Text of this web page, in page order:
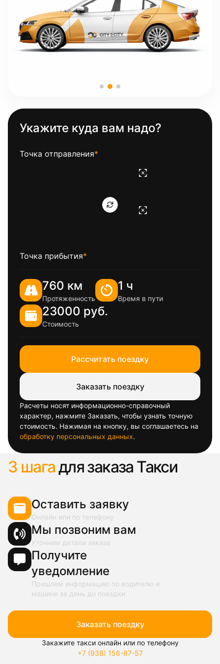
Укажите куда вам надо?
Точка отправления*
Точка прибытия*
760 км
Протяженность
1 ч
Время в пути
23000 руб.
Стоимость
Рассчитать поездку
Заказать поездку
Расчеты носят информационно-справочный
характер, нажмите Заказать, чтобы узнать точную
стоимость. Нажимая на кнопку, вы соглашаетесь на
обработку персональных данных.
3 шагадля заказа Такси
Оставить заявку
Онлайн или по телефону
Мы позвоним вам
Уточним детали заказа
Получите
уведомление
Пришлем информацию по водителю и
машине за день до поездки
Заказать поездку
Закажите такси онлайн или по телефону
+7 (938) 156-87-57